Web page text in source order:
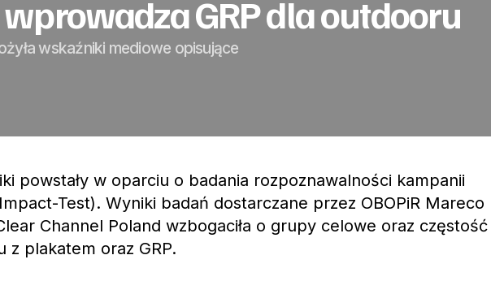
GRP dla outdooru
wskaźniki mediowe opisujące
powstały w oparciu o badania rozpoznawalności kampanii
Test). Wyniki badań dostarczane przez OBOPiR Mareco
Channel Poland wzbogaciła o grupy celowe oraz częstość
z plakatem oraz GRP.